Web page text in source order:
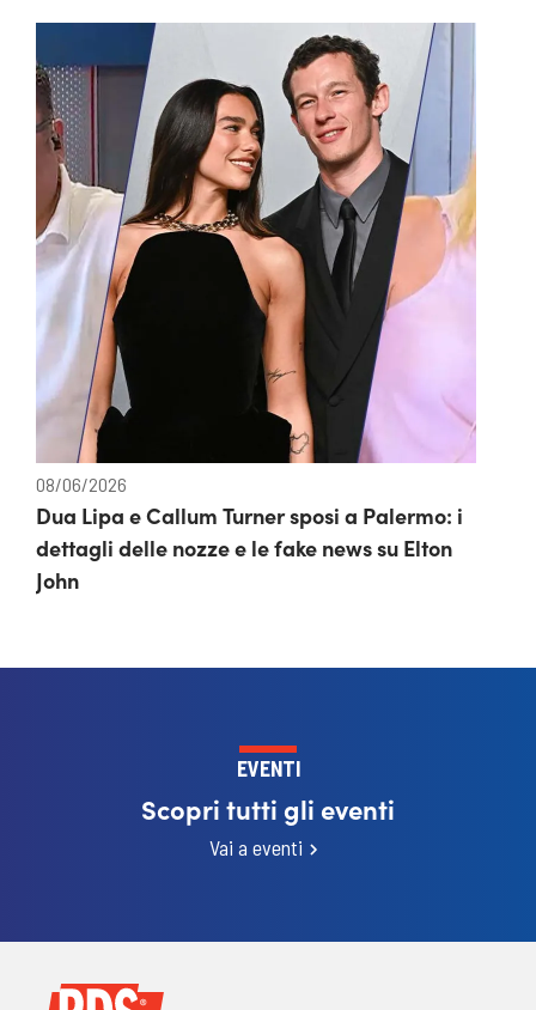
08/06/2026
Dua Lipa e Callum Turner sposi a Palermo: i
dettagli delle nozze e le fake news su Elton
John
EVENTI
Scopri tutti gli eventi
Vai a eventi